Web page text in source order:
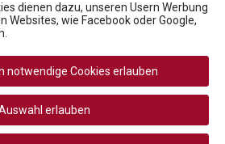
AGB Privatperson
Datenschutz
Impressum
dienen dazu, unseren Usern Werbung
Websites, wie Facebook oder Google,
notwendige Cookies erlauben
erlauben